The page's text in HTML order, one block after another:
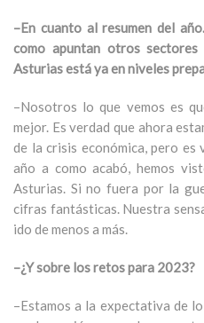
–En cuanto al resumen del
como apuntan otros
Asturias está ya en niveles
–Nosotros lo que vemos es
mejor. Es verdad que ahora
de la crisis económica, pero es
año a como acabó, hemos
Asturias. Si no fuera por la
cifras fantásticas. Nuestra
ido de menos a más.
–¿Y sobre los retos para 2023?
–Estamos a la expectativa de